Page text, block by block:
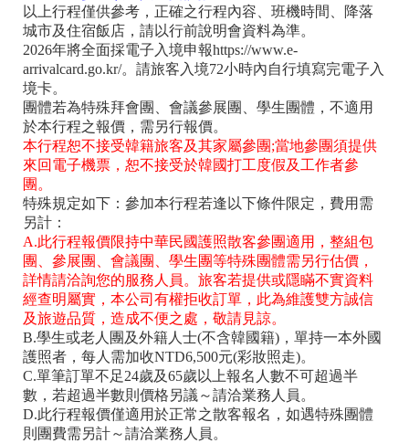
以上行程僅供參考，正確之行程內容、班機時間、降落
城市及住宿飯店，請以行前說明會資料為準。
2026年將全面採電子入境申報https://www.e-
arrivalcard.go.kr/。請旅客入境72小時內自行填寫完電子入
境卡。
團體若為特殊拜會團、會議參展團、學生團體，不適用
於本行程之報價，需另行報價。
本行程恕不接受韓籍旅客及其家屬參團;當地參團須提供
來回電子機票，恕不接受於韓國打工度假及工作者參
團。
特殊規定如下：參加本行程若逢以下條件限定，費用需
另計：
A.此行程報價限持中華民國護照散客參團適用，整組包
團、參展團、會議團、學生團等特殊團體需另行估價，
詳情請洽詢您的服務人員。旅客若提供或隱瞞不實資料
經查明屬實，本公司有權拒收訂單，此為維護雙方誠信
及旅遊品質，造成不便之處，敬請見諒。
B.學生或老人團及外籍人士(不含韓國籍)，單持一本外國
護照者，每人需加收NTD6,500元(彩妝照走)。
C.單筆訂單不足24歲及65歲以上報名人數不可超過半
數，若超過半數則價格另議～請洽業務人員。
D.此行程報價僅適用於正常之散客報名，如遇特殊團體
則團費需另計～請洽業務人員。